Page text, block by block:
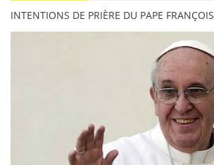
INTENTIONS DE PRIÈRE DU PAPE FRANÇOIS